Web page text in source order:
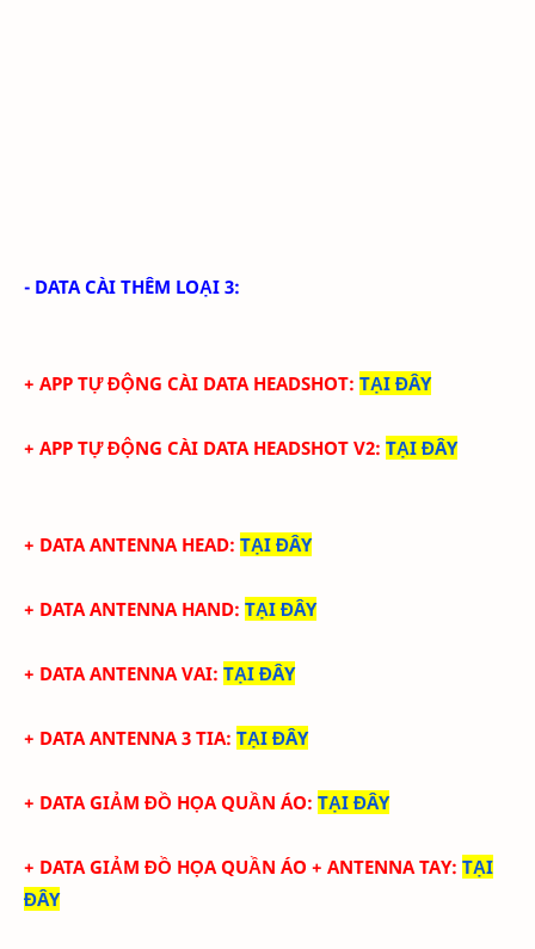
- DATA CÀI THÊM LOẠI 3:
+ APP TỰ ĐỘNG CÀI DATA HEADSHOT: TẠI ĐÂY
+ APP TỰ ĐỘNG CÀI DATA HEADSHOT V2: TẠI ĐÂY
+ DATA ANTENNA HEAD: TẠI ĐÂY
+ DATA ANTENNA HAND: TẠI ĐÂY
+ DATA ANTENNA VAI: TẠI ĐÂY
+ DATA ANTENNA 3 TIA: TẠI ĐÂY
+ DATA GIẢM ĐỒ HỌA QUẦN ÁO: TẠI ĐÂY
+ DATA GIẢM ĐỒ HỌA QUẦN ÁO + ANTENNA TAY: TẠI
ĐÂY